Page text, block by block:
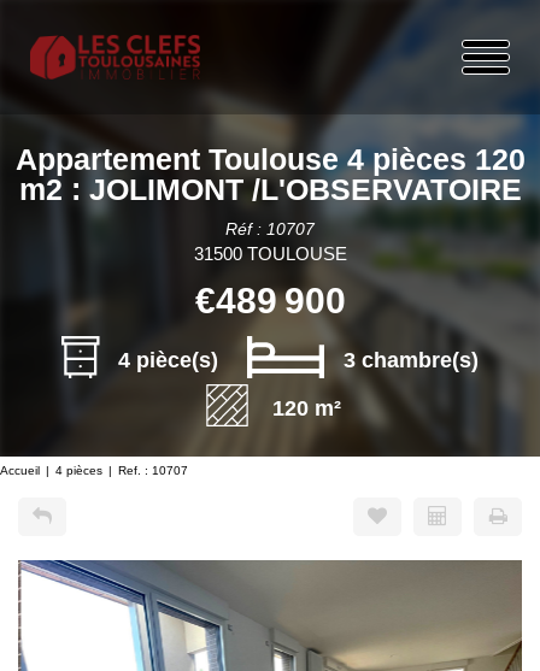
Appartement Toulouse 4 pièces 120
m2 : JOLIMONT /L'OBSERVATOIRE
Réf : 10707
31500 TOULOUSE
€489 900
4 pièce(s)
3 chambre(s)
120 m²
Accueil 4 pièces Ref. : 10707